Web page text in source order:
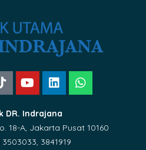
DR. Indrajana
18-A, Jakarta Pusat 10160
3841919